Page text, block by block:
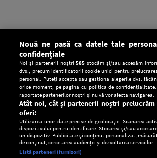
Setări:
Nouă ne pasă ca datele tale
confidențiale
Noi și partenerii noștri585 stocăm și/sau accesăm
dvs., precum identificatorii cookie unici pentru
personal. Puteți accepta sau gestiona alegerile dvs.
orice moment, pe pagina cu politica de
raportate partenerilor noștri și nu vă vor afecta navigarea.
Atât noi, cât și partenerii noștri prelucrăm
oferi:
Utilizarea unor date precise de geolocație. Scanarea
dispozitivului pentru identificare. Stocarea și/sau
un dispozitiv. Publicitate și conținut personalizat,
de conținut, cercetarea audienței și dezvoltarea serviciilor.
Listă parteneri (furnizori)